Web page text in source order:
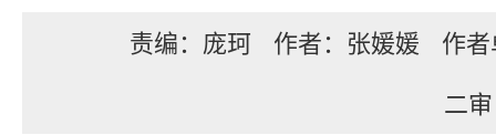
责编：庞珂 作者：张媛媛
作
二